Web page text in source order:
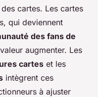
cartes. Les cartes
qui deviennent
des fans de
augmenter. Les
cartes et les
intègrent ces
à ajuster